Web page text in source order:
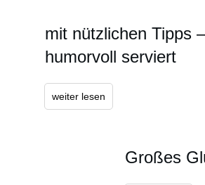
mit nützlichen Tipps
humorvoll serviert
weiter lesen
Großes